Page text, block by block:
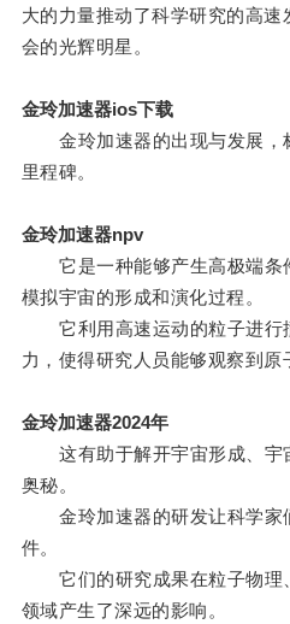
大的力量推动了科学研究的高
会的光辉明星。
金玲加速器ios下载
金玲加速器的出现与发展，
里程碑。
金玲加速器npv
它是一种能够产生高极端条
模拟宇宙的形成和演化过程。
它利用高速运动的粒子进行
力，使得研究人员能够观察到原
金玲加速器2024年
这有助于解开宇宙形成、宇
奥秘。
金玲加速器的研发让科学家
件。
它们的研究成果在粒子物理
领域产生了深远的影响。